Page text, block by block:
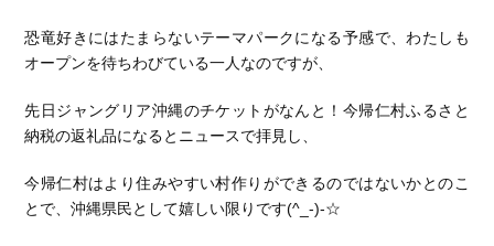
恐竜好きにはたまらないテーマパークになる予感で、わたしも
オープンを待ちわびている一人なのですが、
先日ジャングリア沖縄のチケットがなんと！今帰仁村ふるさと
納税の返礼品になるとニュースで拝見し、
今帰仁村はより住みやすい村作りができるのではないかとのこ
とで、沖縄県民として嬉しい限りです(^_-)-☆